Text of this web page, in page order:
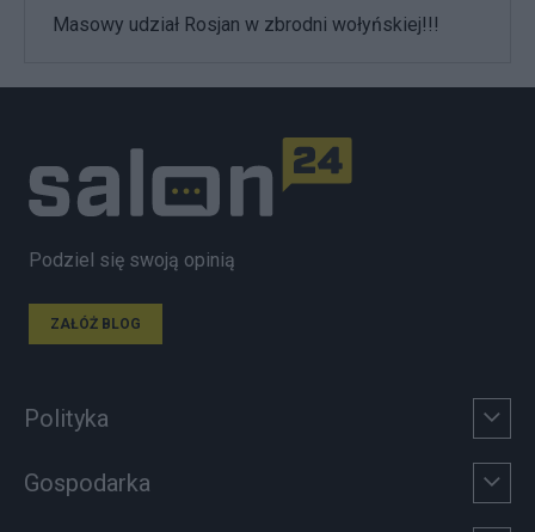
Masowy udział Rosjan w zbrodni wołyńskiej!!!
Podziel się swoją opinią
ZAŁÓŻ BLOG
Polityka
Gospodarka